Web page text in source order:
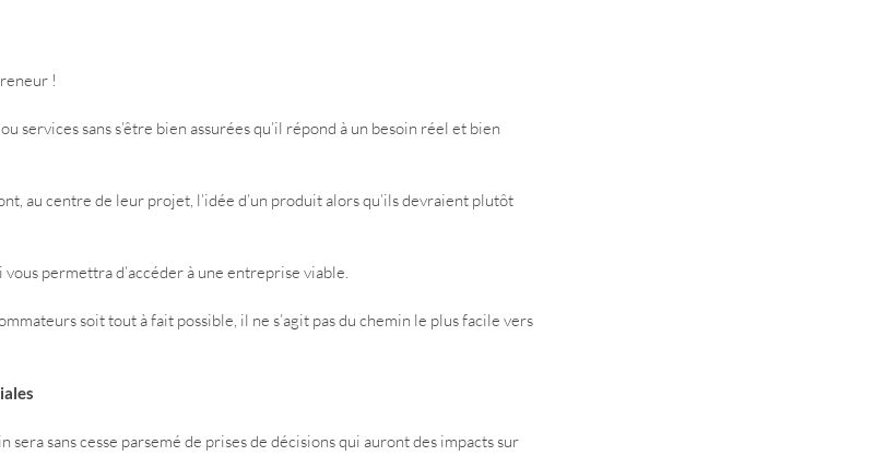
!
services sans s’être bien assurées qu’il répond à un besoin réel et bien
au centre de leur projet, l’idée d’un produit alors qu’ils devraient plutôt
permettra d’accéder à une entreprise viable.
soit tout à fait possible, il ne s’agit pas du chemin le plus facile vers
sera sans cesse parsemé de prises de décisions qui auront des impacts sur